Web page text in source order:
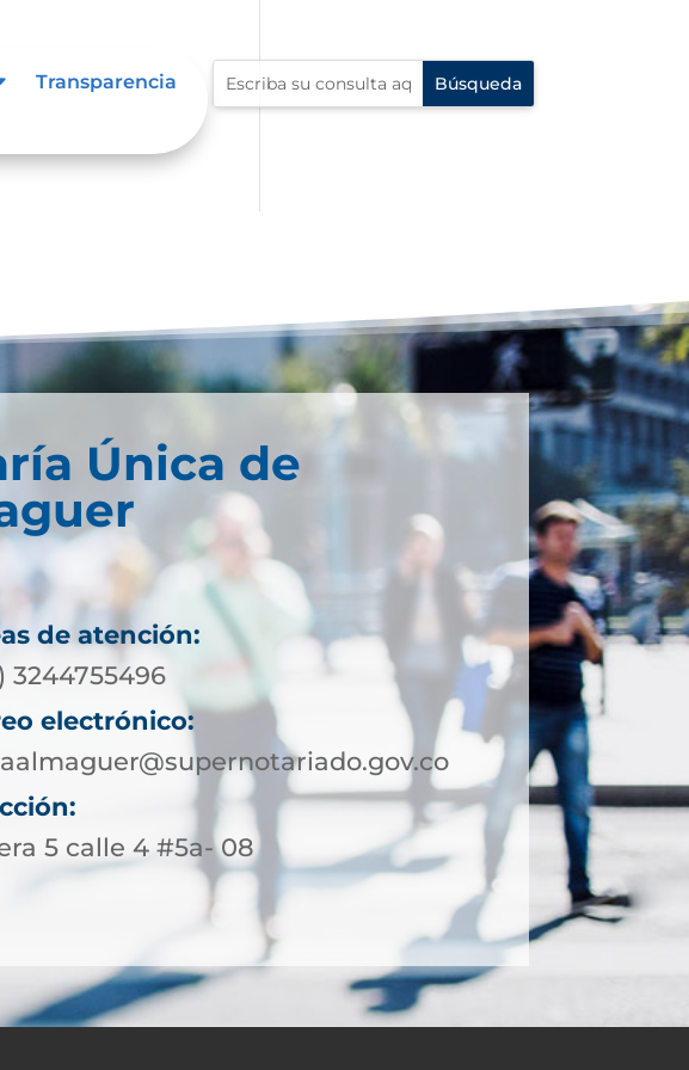
Transparencia
Única de
de atención:
3244755496
electrónico:
5 calle 4 #5a- 08